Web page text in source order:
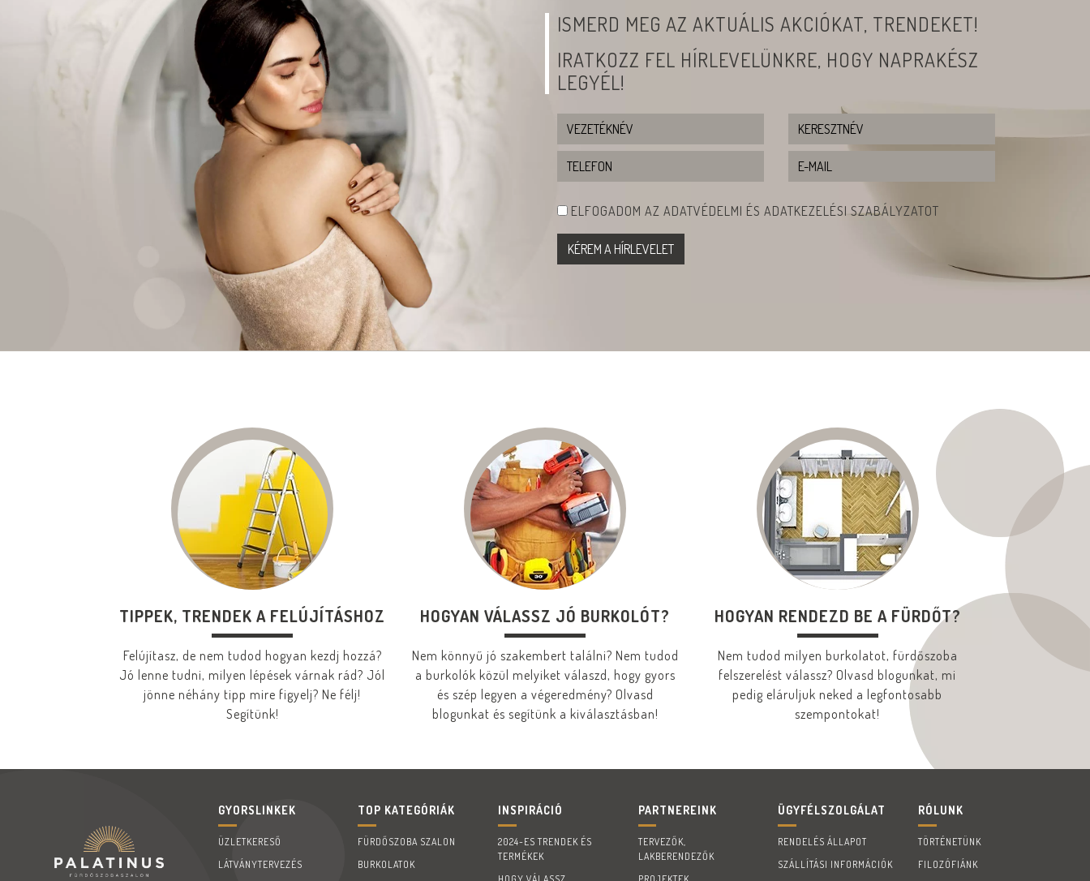
ISMERD MEG AZ AKTUÁLIS AKCIÓKAT, TRENDEKET!
IRATKOZZ FEL HÍRLEVELÜNKRE, HOGY NAPRAKÉSZ
LEGYÉL!
ELFOGADOM AZ ADATVÉDELMI ÉS ADATKEZELÉSI SZABÁLYZATOT
TIPPEK, TRENDEK A FELÚJÍTÁSHOZ
Felújítasz, de nem tudod hogyan kezdj hozzá?
Jó lenne tudni, milyen lépések várnak rád? Jól
jönne néhány tipp mire figyelj? Ne félj!
Segítünk!
HOGYAN VÁLASSZ JÓ BURKOLÓT?
Nem könnyű jó szakembert találni? Nem tudod
a burkolók közül melyiket válaszd, hogy gyors
és szép legyen a végeredmény? Olvasd
blogunkat és segítünk a kiválasztásban!
HOGYAN RENDEZD BE A FÜRDŐT?
Nem tudod milyen burkolatot, fürdőszoba
felszerelést válassz? Olvasd blogunkat, mi
pedig eláruljuk neked a legfontosabb
szempontokat!
GYORSLINKEK
ÜZLETKERESŐ
LÁTVÁNYTERVEZÉS
TOP KATEGÓRIÁK
FÜRDŐSZOBA SZALON
BURKOLATOK
INSPIRÁCIÓ
2024-ES TRENDEK ÉS
TERMÉKEK
PARTNEREINK
TERVEZŐK,
LAKBERENDEZŐK
ÜGYFÉLSZOLGÁLAT
RENDELÉS ÁLLAPOT
SZÁLLÍTÁSI INFORMÁCIÓK
RÓLUNK
TÖRTÉNETÜNK
FILOZÓFIÁNK